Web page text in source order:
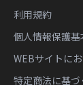
利用規約
個人情報保護基
WEBサイトに
特定商法に基づ